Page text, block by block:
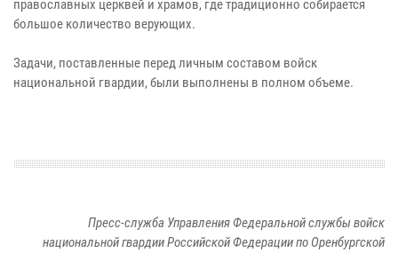
православных церквей и храмов, где традиционно собирается
большое количество верующих.
Задачи, поставленные перед личным составом войск
национальной гвардии, были выполнены в полном объеме.
Пресс-служба Управления Федеральной службы войск
национальной гвардии Российской Федерации по Оренбургской